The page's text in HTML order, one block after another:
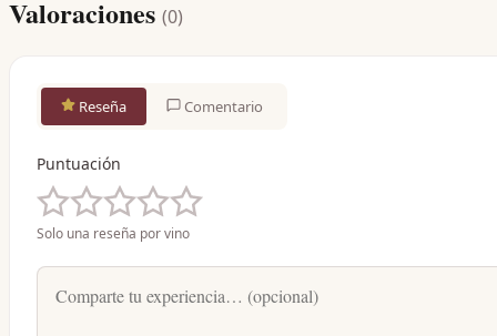
Valoraciones (0)
Reseña Comentario
Puntuación
Solo una reseña por vino